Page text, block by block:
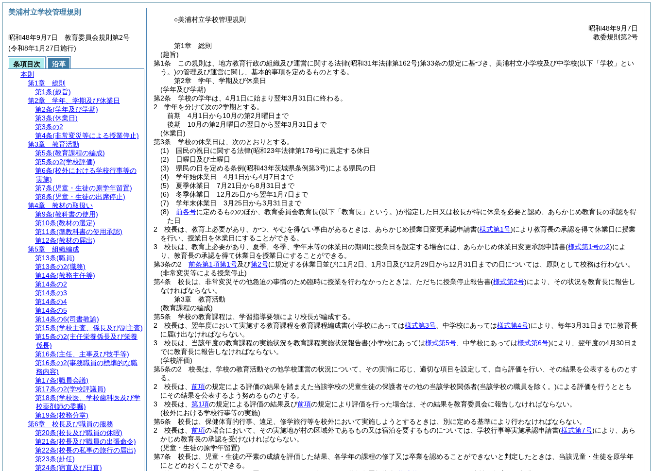
○美浦村立学校管理規則
昭和48年9月7日
教委規則第2号
第1章
総則
(趣旨)
第1条
この規則は、地方教育行政の組織及び運営に関する法律(昭和31年法律第162号)第33条の規定に基づき、美浦村立小学校及び中学校(以下「学校」とい
う。)の管理及び運営に関し、基本的事項を定めるものとする。
第2章
学年、学期及び休業日
(学年及び学期)
第2条
学校の学年は、4月1日に始まり翌年3月31日に終わる。
2
学年を分けて次の2学期とする。
前期 4月1日から10月の第2月曜日まで
後期 10月の第2月曜日の翌日から翌年3月31日まで
(休業日)
第3条
学校の休業日は、次のとおりとする。
(1)
国民の祝日に関する法律(昭和23年法律第178号)に規定する休日
(2)
日曜日及び土曜日
(3)
県民の日を定める条例(昭和43年茨城県条例第3号)による県民の日
(4)
学年始休業日 4月1日から4月7日まで
(5)
夏季休業日 7月21日から8月31日まで
(6)
冬季休業日 12月25日から翌年1月7日まで
(7)
学年末休業日 3月25日から3月31日まで
(8)
前各号に定めるもののほか、教育委員会教育長(以下「教育長」という。)が指定した日又は校長が特に休業を必要と認め、あらかじめ教育長の承認を得
た日
2
校長は、教育上必要があり、かつ、やむを得ない事由があるときは、あらかじめ授業日変更承認申請書(様式第1号)により教育長の承認を得て休業日に授業
を行い、授業日を休業日にすることができる。
3
校長は、教育上必要があり、夏季、冬季、学年末等の休業日の期間に授業日を設定する場合には、あらかじめ休業日変更承認申請書(様式第1号の2)によ
り、教育長の承認を得て休業日を授業日にすることができる。
第3条の2
前条第1項第1号及び第2号に規定する休業日並びに1月2日、1月3日及び12月29日から12月31日までの日については、原則として校務は行わない。
(非常変災等による授業停止)
第4条
校長は、非常変災その他急迫の事情のため臨時に授業を行わなかったときは、ただちに授業停止報告書(様式第2号)により、その状況を教育長に報告し
なければならない。
第3章
教育活動
(教育課程の編成)
第5条
学校の教育課程は、学習指導要領により校長が編成する。
2
校長は、翌年度において実施する教育課程を教育課程編成書(小学校にあっては様式第3号 、中学校にあっては様式第4号)により、毎年3月31日までに教育長
に届け出なければならない。
3
校長は、当該年度の教育課程の実施状況を教育課程実施状況報告書(小学校にあっては様式第5号 、中学校にあっては様式第6号)により、翌年度の4月30日ま
でに教育長に報告しなければならない。
(学校評価)
第5条の2
校長は、学校の教育活動その他学校運営の状況について、その実情に応じ、適切な項目を設定して、自ら評価を行い、その結果を公表するものとす
る。
2
校長は、 前項の規定による評価の結果を踏まえた当該学校の児童生徒の保護者その他の当該学校関係者(当該学校の職員を除く。)による評価を行うととも
にその結果を公表するよう努めるものとする。
3
校長は、 第1項の規定による評価の結果及び前項の規定により評価を行った場合は、その結果を教育委員会に報告しなければならない。
(校外における学校行事等の実施)
第6条
校長は、保健体育的行事、遠足、修学旅行等を校外において実施しようとするときは、別に定める基準により行わなければならない。
2
校長は、 前項の場合において、その実施地が村の区域外であるもの又は宿泊を要するものについては、学校行事等実施承認申請書(様式第7号)により、あら
かじめ教育長の承認を受けなければならない。
(児童・生徒の原学年留置)
第7条
校長は、児童・生徒の平素の成績を評価した結果、各学年の課程の修了又は卒業を認めることができないと判定したときは、当該児童・生徒を原学年
にとどめおくことができる。
美浦村立学校管理規則
昭和48年9月7日 教育委員会規則第2号
(令和8年1月27日施行)
条項目次
沿革
本則
第1章
総則
第1条(趣旨)
第2章
学年、学期及び休業日
第2条(学年及び学期)
第3条(休業日)
第3条の2
第4条(非常変災等による授業停止)
第3章
教育活動
第5条(教育課程の編成)
第5条の2(学校評価)
第6条(校外における学校行事等の
実施)
第7条(児童・生徒の原学年留置)
第8条(児童・生徒の出席停止)
第4章
教材の取扱い
第9条(教科書の使用)
第10条(教材の選定)
第11条(準教科書の使用承認)
第12条(教材の届出)
第5章
組織編成
第13条(職員)
第13条の2(職務)
第14条(教務主任等)
第14条の2
第14条の3
第14条の4
第14条の5
第14条の6(司書教諭)
第15条(学校主査、係長及び副主査)
第15条の2(主任栄養係長及び栄養
係長)
第16条(主任、主事及び技手等)
第16条の2(事務職員の標準的な職
務内容)
第17条(職員会議)
第17条の2(学校評議員)
第18条(学校医、学校歯科医及び学
校薬剤師の委嘱)
第19条(校務分掌)
第6章
校長及び職員の服務
第20条(校長及び職員の休暇)
第21条(校長及び職員の出張命令)
第22条(校長の私事の旅行の届出)
第23条(赴任)
第24条(宿直及び日直)